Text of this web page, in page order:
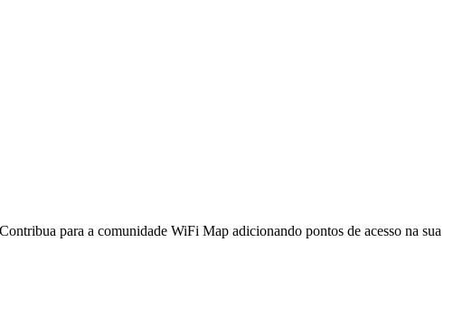
para a comunidade WiFi Map adicionando pontos de acesso na sua